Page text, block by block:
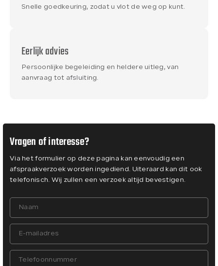
Snelle goedkeuring, zodat u vlot de weg op kunt.
Eerlijk advies
Persoonlijke begeleiding en heldere uitleg, van
aanvraag tot afsluiting.
Vragen of interesse?
Via het formulier op deze pagina kan eenvoudig een
afspraakverzoek worden ingediend. Uiteraard kan dit ook
telefonisch. Wij zullen een verzoek altijd bevestigen.